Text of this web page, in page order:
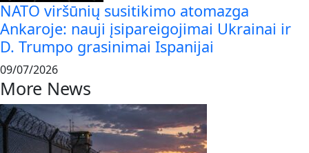
NATO viršūnių susitikimo atomazga
Ankaroje: nauji įsipareigojimai Ukrainai ir
D. Trumpo grasinimai Ispanijai
09/07/2026
More News